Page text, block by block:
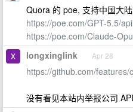
Quora 的 poe, 支持中国大
https://poe.com/GPT-5.5/api
https://poe.com/Claude-
longxinglink Apr 28
https://github.com/features/
没有看见本站内举报公司